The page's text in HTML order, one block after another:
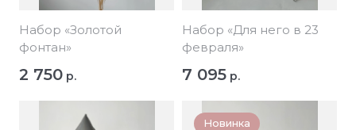
Набор «Золотой
фонтан»
2 750 р.
Набор «Для него в 23
февраля»
7 095 р.
Новинка